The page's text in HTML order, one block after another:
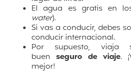
El agua es gratis en
water).
Si vas a conducir, debes
conducir internacional.
Por supuesto, viaja
buen seguro de viaje.
mejor!